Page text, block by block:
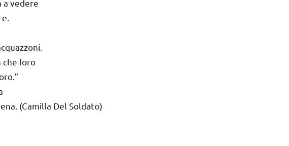
a vedere
che loro
(Camilla Del Soldato)